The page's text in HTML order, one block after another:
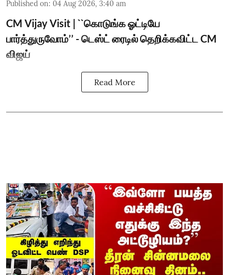
Published on: 04 Aug 2026, 3:40 am
CM Vijay Visit | ``கொடுங்க ஓட்டியே
பார்த்துருவோம்’’ - டெஸ்ட் ரைடில் தெறிக்கவிட்ட CM
விஜய்
Read More